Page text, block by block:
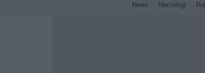
News Necrologi